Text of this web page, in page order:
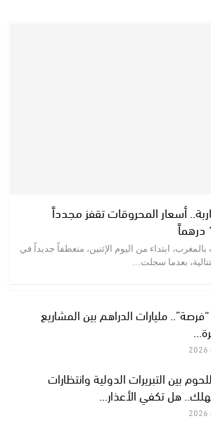
أسعار المحروقات تقفز مجدداً
ابتداء من اليوم الإثنين، منعطفاً جديداً في
بعدما سجلت…
“فرصة”.. مليارات الدراهم بين المشاريع
بين التبريرات الدولية وانتظارات
هل تكفي الأعذار…